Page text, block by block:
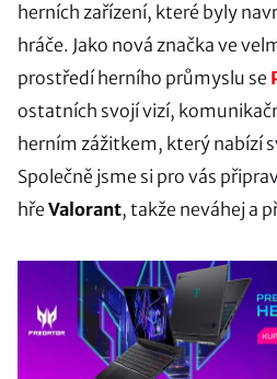
herních zařízení, které byly
hráče. Jako nová značka ve
prostředí herního průmyslu se
ostatních svojí vizí,
herním zážitkem, který nabízí
Společně jsme si pro vás
hře Valorant, takže neváhej a